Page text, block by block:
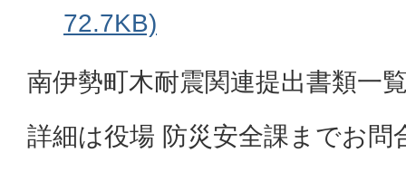
72.7KB)
南伊勢町木耐震関連提出書類一
詳細は役場 防災安全課までお問